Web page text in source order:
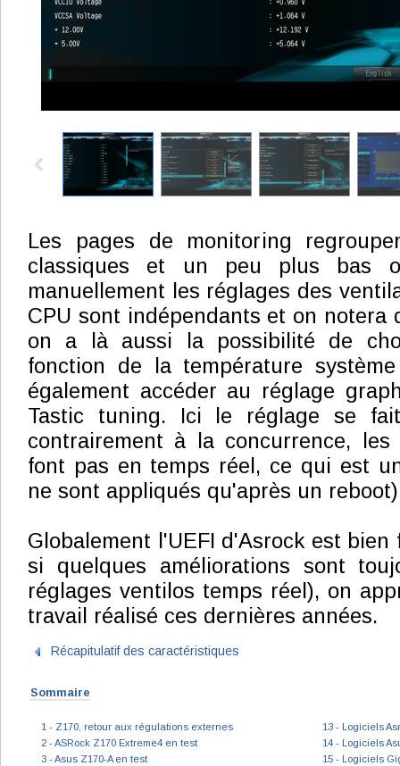
Les pages de monitoring
classiques et un peu plus bas
manuellement les réglages des
CPU sont indépendants et on notera
on a là aussi la possibilité de
fonction de la température
également accéder au réglage
Tastic tuning. Ici le réglage se
contrairement à la concurrence,
font pas en temps réel, ce qui est
ne sont appliqués qu'après un
Globalement l'UEFI d'Asrock est bien
si quelques améliorations sont
réglages ventilos temps réel), on
travail réalisé ces dernières années.
Récapitulatif des caractéristiques
Sommaire
1 - Z170, retour aux régulations externes
2 - ASRock Z170 Extreme4 en test
3 - Asus Z170-A en test
13 - Logiciels
14 - Logiciels
15 - Logiciels